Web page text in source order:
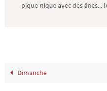
pique-nique avec des ânes...
Dimanche